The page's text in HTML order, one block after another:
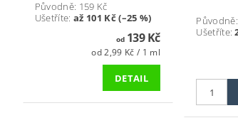
Původně: 159 Kč
Ušetříte:až 101 Kč (–25 %)
od139 Kč
od 2,99 Kč / 1 ml
DETAIL
Původně:
Ušetříte: